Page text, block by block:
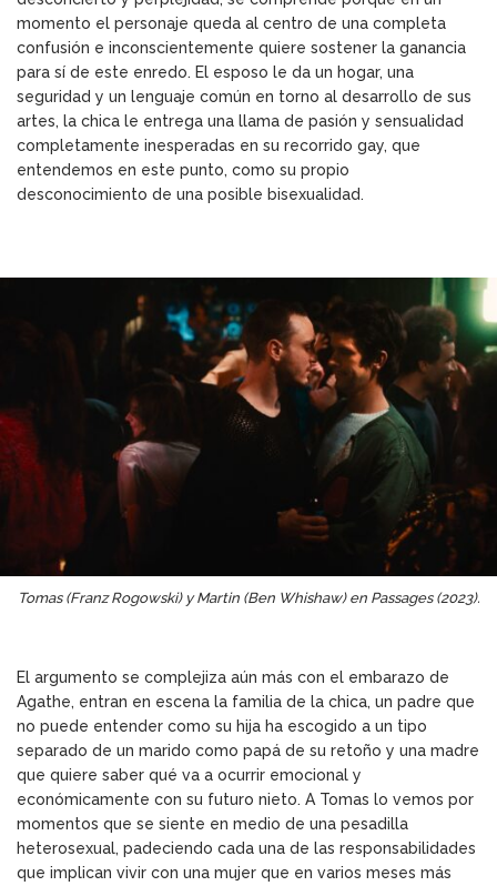
momento el personaje queda al centro de una completa
confusión e inconscientemente quiere sostener la ganancia
para sí de este enredo. El esposo le da un hogar, una
seguridad y un lenguaje común en torno al desarrollo de sus
artes, la chica le entrega una llama de pasión y sensualidad
completamente inesperadas en su recorrido gay, que
entendemos en este punto, como su propio
desconocimiento de una posible bisexualidad.
Tomas (Franz Rogowski) y Martin (Ben Whishaw) en Passages (2023).
El argumento se complejiza aún más con el embarazo de
Agathe, entran en escena la familia de la chica, un padre que
no puede entender como su hija ha escogido a un tipo
separado de un marido como papá de su retoño y una madre
que quiere saber qué va a ocurrir emocional y
económicamente con su futuro nieto. A Tomas lo vemos por
momentos que se siente en medio de una pesadilla
heterosexual, padeciendo cada una de las responsabilidades
que implican vivir con una mujer que en varios meses más